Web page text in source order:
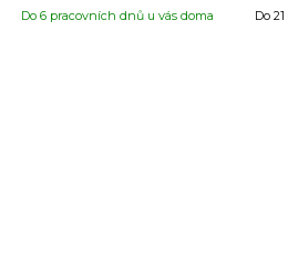
Do 6 pracovních dnů u vás doma Do